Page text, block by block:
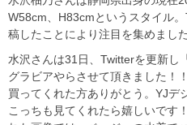
W58cm、H83cmというスタイル
稿したことにより注目を集めました
水沢さんは31日、Twitterを更新し
グラビアやらさせて頂きました！
買ってくれた方ありがとう。YJデ
こっちも見てくれたら嬉しいです